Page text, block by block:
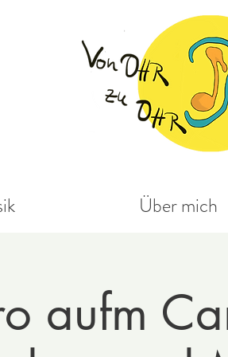
Über mich
aufm